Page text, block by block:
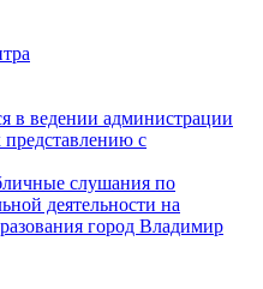
в ведении администрации
с
слушания по
деятельности на
город Владимир